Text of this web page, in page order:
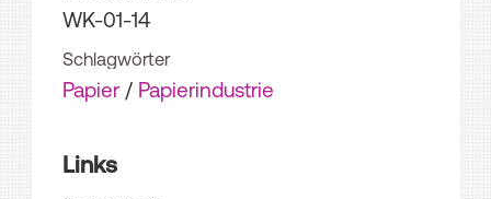
WK-01-14
Schlagwörter
Papier / Papierindustrie
Links